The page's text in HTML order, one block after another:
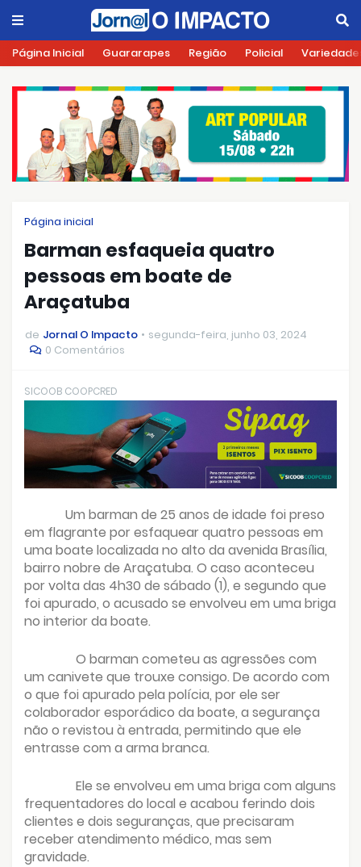
Página Inicial Guararapes Região Policial
Página inicial
Barman esfaqueia quatro
pessoas em boate de
Araçatuba
de Jornal O Impacto
segunda-feira, junho 03, 2024
0 Comentários
SICOOB COOPCRED
Um barman de 25 anos de idade foi preso
em flagrante por esfaquear quatro pessoas em
uma boate localizada no alto da avenida Brasília,
bairro nobre de Araçatuba. O caso aconteceu
por volta das 4h30 de sábado (1), e segundo que
foi apurado, o acusado se envolveu em uma briga
no interior da boate.
O barman cometeu as agressões com
um canivete que trouxe consigo. De acordo com
o que foi apurado pela polícia, por ele ser
colaborador esporádico da boate, a segurança
não o revistou à entrada, permitindo que ele
entrasse com a arma branca.
Ele se envolveu em uma briga com alguns
frequentadores do local e acabou ferindo dois
clientes e dois seguranças, que precisaram
receber atendimento médico, mas sem
gravidade.